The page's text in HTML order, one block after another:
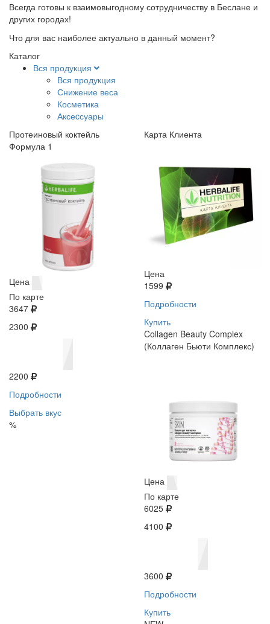
Всегда готовы к взаимовыгодному сотрудничеству в Беслане и
других городах!
Что для вас наиболее актуально в данный момент?
Каталог
Вся продукция
Вся продукция
Снижение веса
Косметика
Аксеcсуары
Протеиновый коктейль
Формула 1
Цена
По карте
3647
2300
2200
Подробности
Выбрать вкус
%
Карта Клиента
Цена
1599
Подробности
Купить
Collagen Beauty Complex
(Коллаген Бьюти Комплекс)
Цена
По карте
6025
4100
3600
Подробности
Купить